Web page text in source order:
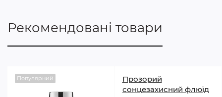
Рекомендовані товари
Популярний
Прозорий
сонцезахисний флюїд